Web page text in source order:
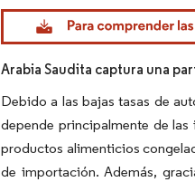
Imagen © Mordor Intelligence. El uso
Arabia Saudita captura una
Debido a las bajas tasas de
depende principalmente de
productos alimenticios
de importación. Además,